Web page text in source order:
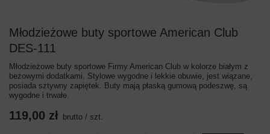
Młodzieżowe buty sportowe American Club
DES-111
Młodzieżowe buty sportowe Firmy American Club w kolorze białym z
beżowymi dodatkami. Stylowe wygodne i lekkie obuwie, jest wiązane,
posiada sztywny zapiętek. Buty mają płaską gumową podeszwę, są
wygodne i trwałe.
119,00 zł brutto / szt.